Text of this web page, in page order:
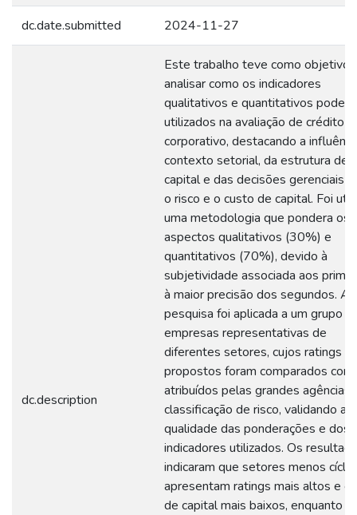
dc.date.submitted 2024-11-27
dc.description
Este trabalho teve como objetivo
analisar como os indicadores
qualitativos e quantitativos
utilizados na avaliação de crédito
corporativo, destacando a
contexto setorial, da estrutura de
capital e das decisões gerenciais
o risco e o custo de capital. Foi
uma metodologia que pondera os
aspectos qualitativos (30%) e
quantitativos (70%), devido à
subjetividade associada aos
à maior precisão dos segundos. A
pesquisa foi aplicada a um grupo
empresas representativas de
diferentes setores, cujos ratings
propostos foram comparados com
atribuídos pelas grandes agências
classificação de risco, validando a
qualidade das ponderações e dos
indicadores utilizados. Os
indicaram que setores menos
apresentam ratings mais altos e
de capital mais baixos, enquanto